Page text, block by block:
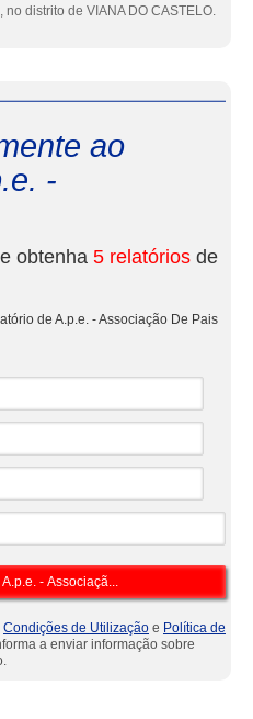
no distrito de VIANA DO CASTELO.
ao
-
e obtenha 5 relatórios de
de A.p.e. - Associação De Pais
Condições de Utilização e Política de
a enviar informação sobre